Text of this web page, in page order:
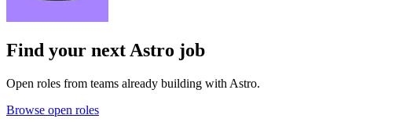
Find your nextAstro job
Open roles from teams already building with Astro.
Browse open roles